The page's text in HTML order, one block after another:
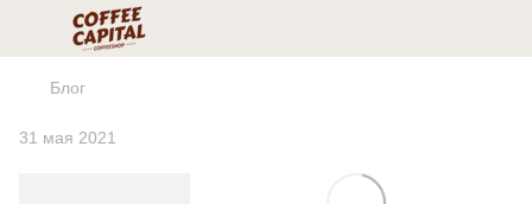
Блог
31 мая 2021